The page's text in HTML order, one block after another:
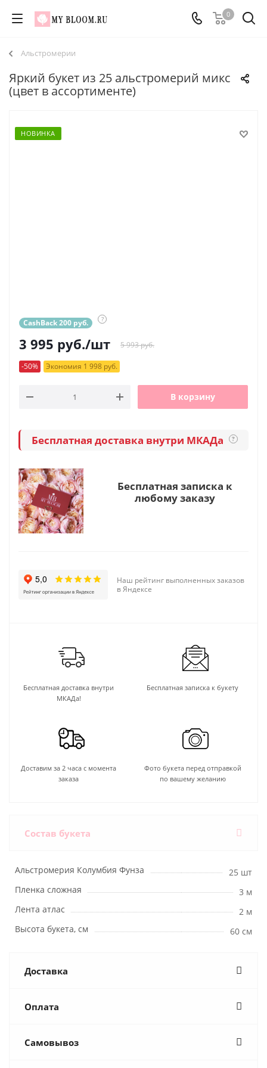
0
Альстромерии
Яркий букет из 25 альстромерий микс
(цвет в ассортименте)
НОВИНКА
CashBack 200 руб. ?
3 995 руб./шт 5 993 руб.
-50% Экономия 1 998 руб.
В корзину
Бесплатная доставка внутри МКАДа ?
Бесплатная записка к
любому заказу
Наш рейтинг выполненных заказов
в Яндексе
Бесплатная доставка внутри
МКАДа!
Бесплатная записка к букету
Доставим за 2 часа с момента
заказа
Фото букета перед отправкой
по вашему желанию
Состав букета
Альстромерия Колумбия Фунза
25 шт
Пленка сложная
3 м
Лента атлас
2 м
Высота букета, см
60 см
Доставка
Оплата
Самовывоз